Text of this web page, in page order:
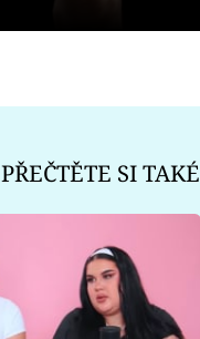
PŘEČTĚTE SI TAKÉ